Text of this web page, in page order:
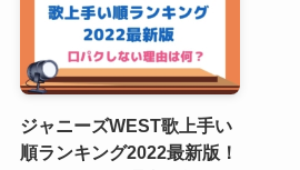
ジャニーズWEST歌上手い
順ランキング2022最新版！